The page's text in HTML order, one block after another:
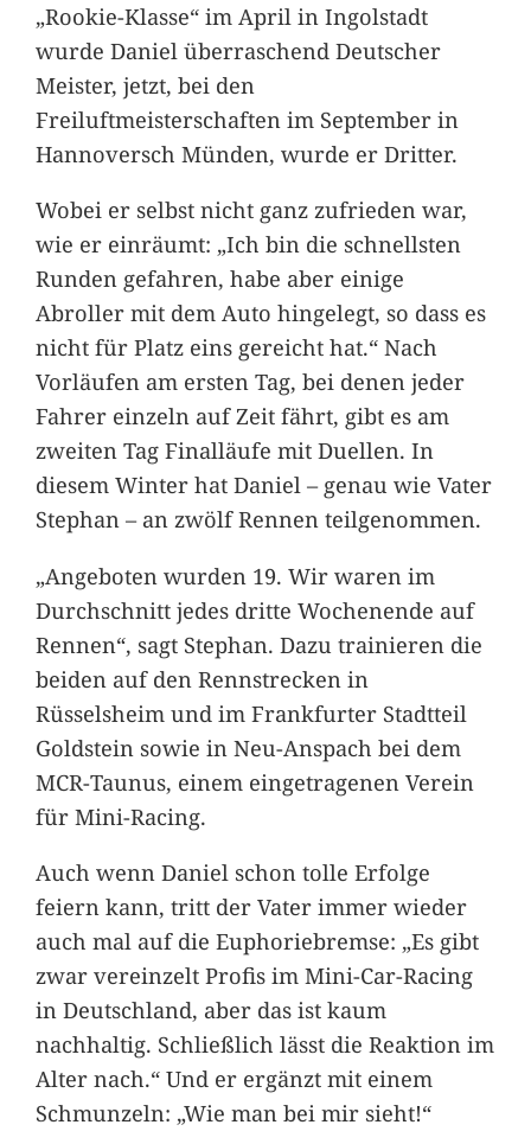
„Rookie-Klasse“ im April in Ingolstadt
wurde Daniel überraschend Deutscher
Meister, jetzt, bei den
Freiluftmeisterschaften im September in
Hannoversch Münden, wurde er Dritter.
Wobei er selbst nicht ganz zufrieden war,
wie er einräumt: „Ich bin die schnellsten
Runden gefahren, habe aber einige
Abroller mit dem Auto hingelegt, so dass es
nicht für Platz eins gereicht hat.“ Nach
Vorläufen am ersten Tag, bei denen jeder
Fahrer einzeln auf Zeit fährt, gibt es am
zweiten Tag Finalläufe mit Duellen. In
diesem Winter hat Daniel – genau wie Vater
Stephan – an zwölf Rennen teilgenommen.
„Angeboten wurden 19. Wir waren im
Durchschnitt jedes dritte Wochenende auf
Rennen“, sagt Stephan. Dazu trainieren die
beiden auf den Rennstrecken in
Rüsselsheim und im Frankfurter Stadtteil
Goldstein sowie in Neu-Anspach bei dem
MCR-Taunus, einem eingetragenen Verein
für Mini-Racing.
Auch wenn Daniel schon tolle Erfolge
feiern kann, tritt der Vater immer wieder
auch mal auf die Euphoriebremse: „Es gibt
zwar vereinzelt Profis im Mini-Car-Racing
in Deutschland, aber das ist kaum
nachhaltig. Schließlich lässt die Reaktion im
Alter nach.“ Und er ergänzt mit einem
Schmunzeln: „Wie man bei mir sieht!“